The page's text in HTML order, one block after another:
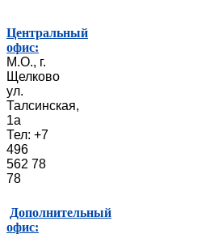
Центральный
офис:
М.О., г.
Щелково
ул.
Талсинская,
1а
Тел: +7
496
562 78
78
Дополнительный
офис: